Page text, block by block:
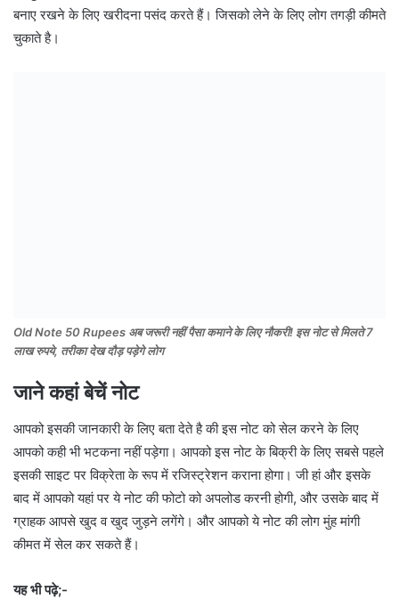
बनाए रखने के लिए खरीदना पसंद करते हैं। जिसको लेने के लिए लोग तगड़ी कीमते
चुकाते है।
Old Note 50 Rupees अब जरूरी नहीं पैसा कमाने के लिए नौकरी! इस नोट से मिलते 7
लाख रुपये, तरीका देख दौड़ पड़ेगे लोग
जाने कहां बेचें नोट
आपको इसकी जानकारी के लिए बता देते है की इस नोट को सेल करने के लिए
आपको कही भी भटकना नहीं पड़ेगा। आपको इस नोट के बिक्री के लिए सबसे पहले
इसकी साइट पर विक्रेता के रूप में रजिस्ट्रेशन कराना होगा। जी हां और इसके
बाद में आपको यहां पर ये नोट की फोटो को अपलोड करनी होगी, और उसके बाद में
ग्राहक आपसे खुद व खुद जुड़ने लगेंगे। और आपको ये नोट की लोग मुंह मांगी
कीमत में सेल कर सकते हैं।
यह भी पढ़े;-